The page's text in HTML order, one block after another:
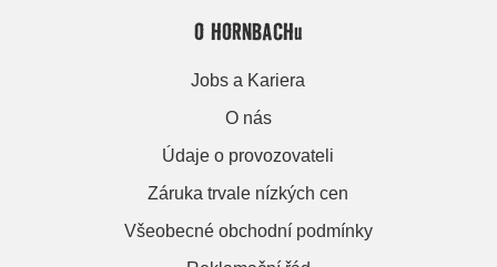
O HORNBACHu
Jobs a Kariera
O nás
Údaje o provozovateli
Záruka trvale nízkých cen
Všeobecné obchodní podmínky